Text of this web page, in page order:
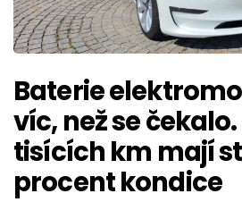
Baterie
víc, než se
tisících km mají
procent kondice